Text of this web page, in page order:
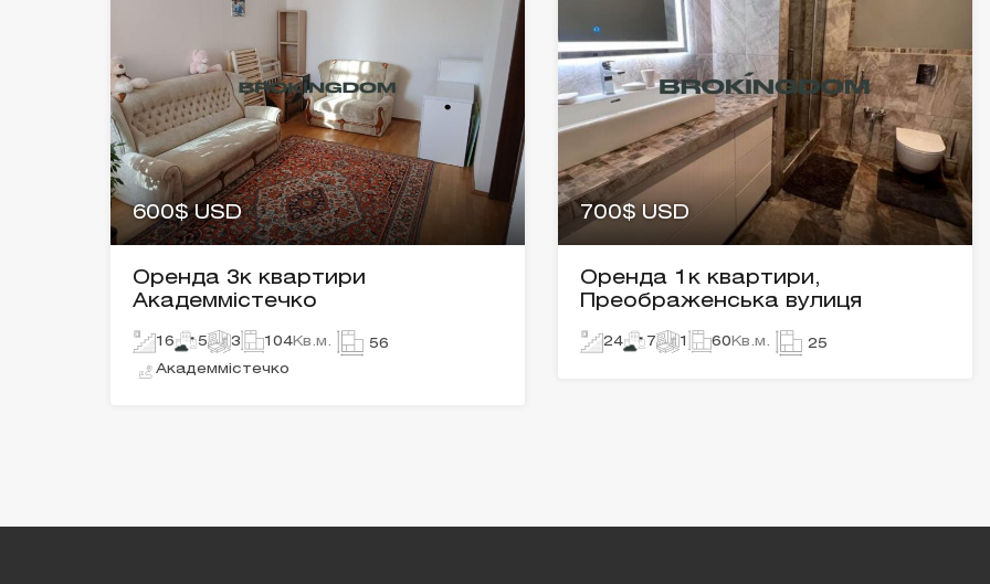
600$ USD
Оренда 3к квартири
Академмістечко
16 5 3 104Кв.м. 56
Академмістечко
700$ USD
Оренда 1к квартири,
Преображенська вулиця
24 7 1 60 Кв.м. 25